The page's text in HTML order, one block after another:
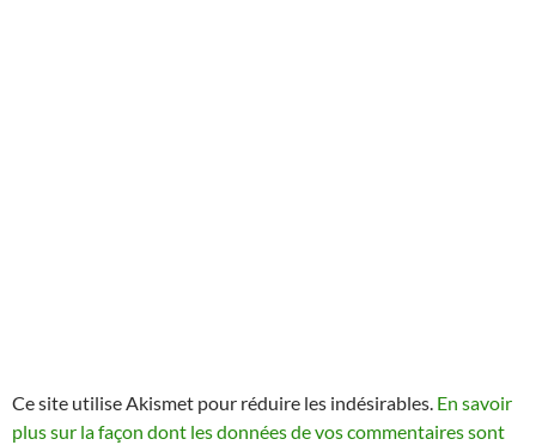
Ce site utilise Akismet pour réduire les indésirables. En savoir
plus sur la façon dont les données de vos commentaires sont